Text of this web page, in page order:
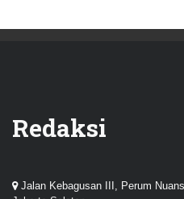
Redaksi
Jalan Kebagusan III, Perum